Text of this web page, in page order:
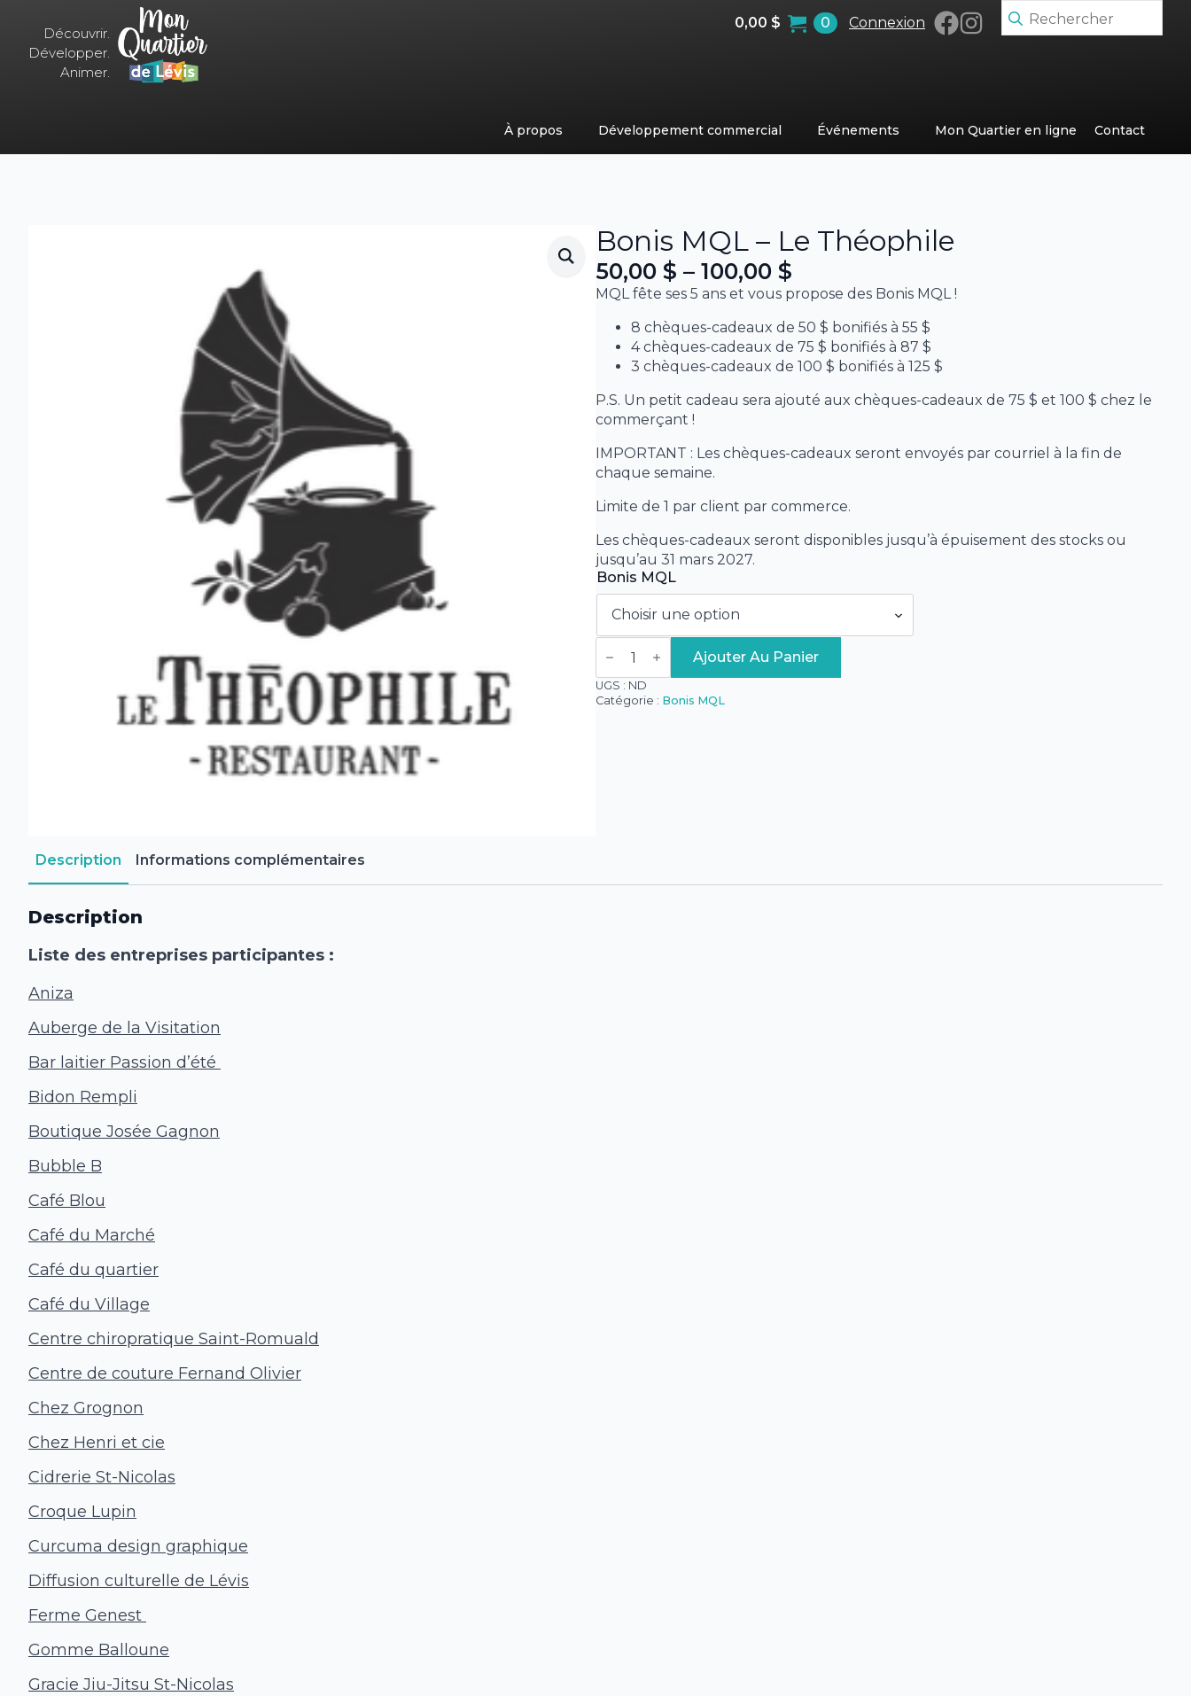
Découvrir.
Développer.
Animer.
0,00 $ 0 Connexion
Search
for:
À propos Développement commercial Événements Mon Quartier en ligne Contact
Bonis MQL – Le Théophile
50,00 $ – 100,00 $
Plage
prix :
50,00 $
à
100,00 $
MQL fête ses 5 ans et vous propose des Bonis MQL !
8 chèques-cadeaux de 50 $ bonifiés à 55 $
4 chèques-cadeaux de 75 $ bonifiés à 87 $
3 chèques-cadeaux de 100 $ bonifiés à 125 $
P.S. Un petit cadeau sera ajouté aux chèques-cadeaux de 75 $ et 100 $ chez le
commerçant !
IMPORTANT : Les chèques-cadeaux seront envoyés par courriel à la fin de
chaque semaine.
Limite de 1 par client par commerce.
Les chèques-cadeaux seront disponibles jusqu’à épuisement des stocks ou
jusqu’au 31 mars 2027.
Bonis MQL
quantité
de
MQL
-
Ajouter Au Panier
UGS : ND
Catégorie : Bonis MQL
Description Informations complémentaires
Description
Liste des entreprises participantes :
Aniza
Auberge de la Visitation
Bar laitier Passion d’été
Bidon Rempli
Boutique Josée Gagnon
Bubble B
Café Blou
Café du Marché
Café du quartier
Café du Village
Centre chiropratique Saint-Romuald
Centre de couture Fernand Olivier
Chez Grognon
Chez Henri et cie
Cidrerie St-Nicolas
Croque Lupin
Curcuma design graphique
Diffusion culturelle de Lévis
Ferme Genest
Gomme Balloune
Gracie Jiu-Jitsu St-Nicolas